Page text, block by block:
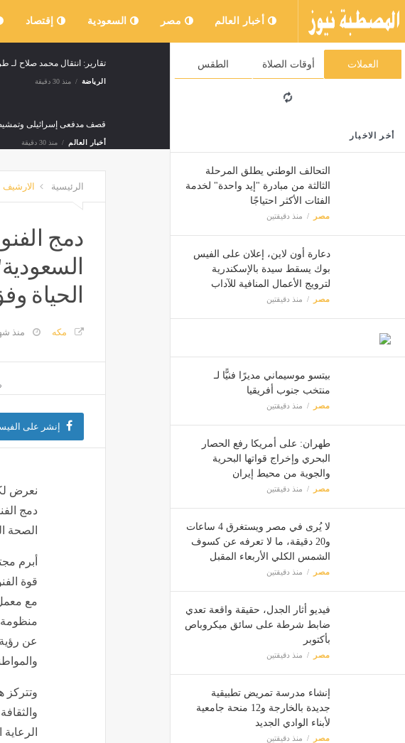
أخبار العالم مصر السعودية إقتصاد
العملات أوقات الصلاة الطقس
أخر الاخبار
التحالف الوطني يطلق المرحلة
الثالثة من مبادرة "إيد واحدة" لخدمة
الفئات الأكثر احتياجًا
مصر منذ دقيقتين
دعارة أون لاين، إعلان على الفيس
بوك يسقط سيدة بالإسكندرية
لترويج الأعمال المنافية للآداب
مصر منذ دقيقتين
بيتسو موسيماني مديرًا فنيًّا لـ
منتخب جنوب أفريقيا
مصر منذ دقيقتين
طهران: على أمريكا رفع الحصار
البحري وإخراج قواتها البحرية
والجوية من محيط إيران
مصر منذ دقيقتين
لا يُرى في مصر ويستغرق 4 ساعات
و20 دقيقة، ما لا تعرفه عن كسوف
الشمس الكلي الأربعاء المقبل
مصر منذ دقيقتين
فيديو أثار الجدل، حقيقة واقعة تعدي
ضابط شرطة على سائق ميكروباص
بأكتوبر
مصر منذ دقيقتين
إنشاء مدرسة تمريض تطبيقية
جديدة بالخارجة و12 منحة جامعية
لأبناء الوادي الجديد
مصر منذ دقيقتين
تقارير: انتقال محمد صلاح لـ
الرياضة منذ 30 دقيقة
قصف مدفعى إسرائيلى
أخبار العالم منذ 30 دقيقة
رغم عدم إعلان الأهلي،
مصر منذ 39 دقيقة
علاء مبارك مهاجمًا
حركات استعراضية تنتهي
الرئيسية الارشيف
دمج
الحياة
مكه منذ
إنشر على
نعرض
دمج
الصحة
أبرم
قوة
مع
منظومة
وتتركز